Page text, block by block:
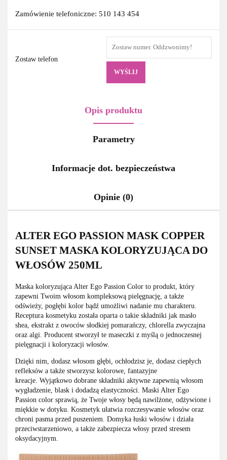
Zamówienie telefoniczne: 510 143 454
Zostaw telefon
WYŚLIJ
Opis produktu
Parametry
Informacje dot. bezpieczeństwa
Opinie (0)
ALTER EGO PASSION MASK COPPER
SUNSET MASKA KOLORYZUJĄCA DO
WŁOSÓW 250ML
Maska koloryzująca Alter Ego Passion Color to produkt, który
zapewni Twoim włosom kompleksową pielęgnację, a także
odświeży, pogłębi kolor bądź umożliwi nadanie mu charakteru.
Receptura kosmetyku została oparta o takie składniki jak masło
shea, ekstrakt z owoców słodkiej pomarańczy, chlorella zwyczajna
oraz algi. Producent stworzył te maseczki z myślą o jednoczesnej
pielęgnacji i koloryzacji włosów.
Dzięki nim, dodasz włosom głębi, ochłodzisz je, dodasz ciepłych
refleksów a także stworzysz kolorowe, fantazyjne
kreacje. Wyjątkowo dobrane składniki aktywne zapewnią włosom
wygładzenie, blask i dodadzą elastyczności. Maski Alter Ego
Passion color sprawią, że Twoje włosy będą nawilżone, odżywione i
miękkie w dotyku. Kosmetyk ułatwia rozczesywanie włosów oraz
chroni pasma przed puszeniem. Domyka łuski włosów i działa
przeciwstarzeniowo, a także zabezpiecza włosy przed stresem
oksydacyjnym.